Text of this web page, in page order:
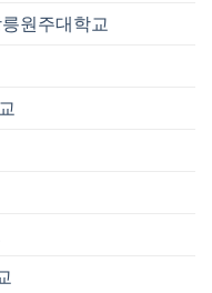
릉원주대학교